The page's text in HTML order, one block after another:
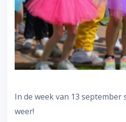
In de week van 13 september
weer!